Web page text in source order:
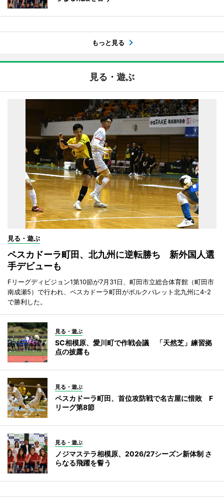
もっと見る
見る・遊ぶ
見る・遊ぶ
ペスカドーラ町田、北九州に逆転勝ち 新外国人選
手デビューも
Fリーグディビジョン1第10節が7月31日、町田市立総合体育館（町田市
南成瀬5）で行われ、ペスカドーラ町田がボルクバレット北九州に4-2
で勝利した。
見る・遊ぶ
SC相模原、愛川町で作戦会議 「天然芝」練習拠
点の披露も
見る・遊ぶ
ペスカドーラ町田、首位攻防戦で名古屋に惜敗 F
リーグ第8節
見る・遊ぶ
ノジマステラ相模原、2026/27シーズン新体制 さ
らなる飛躍を誓う